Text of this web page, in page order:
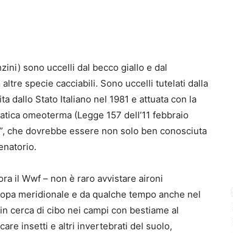
sono uccelli dal becco giallo e dal
specie cacciabili. Sono uccelli tutelati dalla
dallo Stato Italiano nel 1981 e attuata con la
omeoterma (Legge 157 dell’11 febbraio
che dovrebbe essere non solo ben conosciuta
il Wwf – non è raro avvistare aironi
meridionale e da qualche tempo anche nel
cerca di cibo nei campi con bestiame al
insetti e altri invertebrati del suolo,